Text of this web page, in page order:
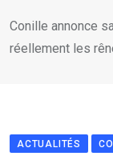
Conille annonce
réellement les
ACTUALITÉS